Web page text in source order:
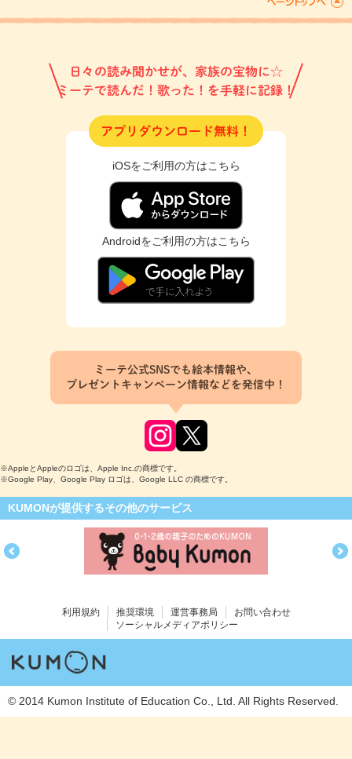
日々の読み聞かせが、家族の宝物に☆
ミーテで読んだ！歌った！を手軽に記録！
アプリダウンロード無料！
iOSをご利用の方はこちら
Androidをご利用の方はこちら
ミーテ公式SNSでも絵本情報や、
プレゼントキャンペーン情報などを発信中！
※AppleとAppleのロゴは、Apple Inc.の商標です。
※Google Play、Google Play ロゴは、Google LLC の商標です。
KUMONが提供するその他のサービス
利用規約 推奨環境 運営事務局
お問い合わせ
ソーシャルメディアポリシー
© 2014 Kumon Institute of Education Co., Ltd. All Rights Reserved.